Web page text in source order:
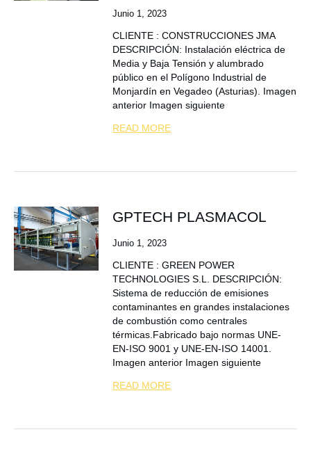
Junio 1, 2023
CLIENTE : CONSTRUCCIONES JMA
DESCRIPCIÓN: Instalación eléctrica de
Media y Baja Tensión y alumbrado
público en el Polígono Industrial de
Monjardín en Vegadeo (Asturias). Imagen
anterior Imagen siguiente
READ MORE
GPTECH PLASMACOL
Junio 1, 2023
CLIENTE : GREEN POWER
TECHNOLOGIES S.L. DESCRIPCIÓN:
Sistema de reducción de emisiones
contaminantes en grandes instalaciones
de combustión como centrales
térmicas.Fabricado bajo normas UNE-
EN-ISO 9001 y UNE-EN-ISO 14001.
Imagen anterior Imagen siguiente
READ MORE